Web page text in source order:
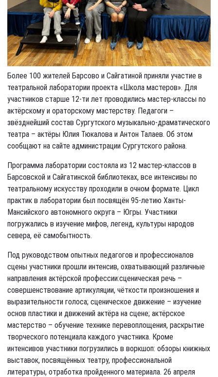
Более 100 жителей Барсово и Сайгатиной приняли участие в
театральной лаборатории проекта «Школа мастеров». Для
участников старше 12-ти лет проводились мастер-классы по
актёрскому и ораторскому мастерству. Педагоги –
звёзднейший состав Сургутского музыкально-драматического
театра – актёры Юлия Тюкалова и Антон Талаев. Об этом
сообщают на сайте администрации Сургутского района.
Программа лаборатории состояла из 12 мастер-классов в
Барсовской и Сайгатинской библиотеках, все интенсивы по
театральному искусству проходили в очном формате. Цикл
практик в лаборатории был посвящён 95-летию Ханты-
Мансийского автономного округа – Югры. Участники
погружались в изучение мифов, легенд, культуры народов
севера, её самобытность.
Под руководством опытных педагогов и профессионалов
сцены участники прошли интенсив, охватывающий различные
направления актёрской профессии:сценическая речь –
совершенствование артикуляции, чёткости произношения и
выразительности голоса; сценическое движение – изучение
основ пластики и движений актёра на сцене; актёрское
мастерство – обучение технике перевоплощения, раскрытие
творческого потенциала каждого участника. Кроме
интенсивов участники погрузились в воркшоп: обзоры книжных
выставок, посвящённых театру, профессиональной
литературы, отработка пройденного материала. 26 апреля